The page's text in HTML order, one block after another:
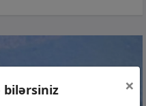
bilərsiniz ×